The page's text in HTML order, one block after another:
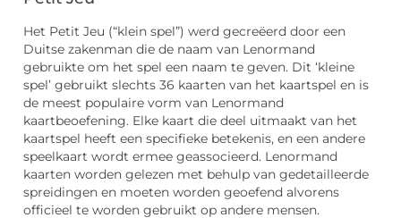
Het Petit Jeu (“klein spel”) werd gecreëerd door een
Duitse zakenman die de naam van Lenormand
gebruikte om het spel een naam te geven. Dit ‘kleine
spel’ gebruikt slechts 36 kaarten van het kaartspel en is
de meest populaire vorm van Lenormand
kaartbeoefening. Elke kaart die deel uitmaakt van het
kaartspel heeft een specifieke betekenis, en een andere
speelkaart wordt ermee geassocieerd. Lenormand
kaarten worden gelezen met behulp van gedetailleerde
spreidingen en moeten worden geoefend alvorens
officieel te worden gebruikt op andere mensen.